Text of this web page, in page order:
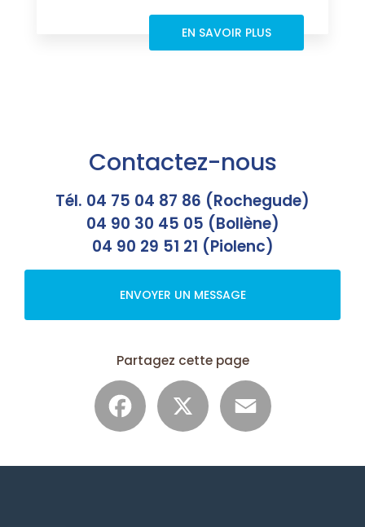
EN SAVOIR PLUS
Contactez-nous
Tél. 04 75 04 87 86 (Rochegude)
04 90 30 45 05 (Bollène)
04 90 29 51 21 (Piolenc)
ENVOYER UN MESSAGE
Partagez cette page
Facebook